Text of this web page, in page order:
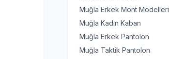
Muğla Erkek Mont Modelleri
Muğla Kadın Kaban
Muğla Erkek Pantolon
Muğla Taktik Pantolon